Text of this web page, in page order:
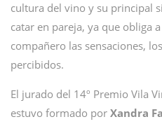
cultura del vino y su principal
catar en pareja, ya que obliga
compañero las sensaciones,
percibidos.
El jurado del 14º Premio Vila
estuvo formado por Xandra